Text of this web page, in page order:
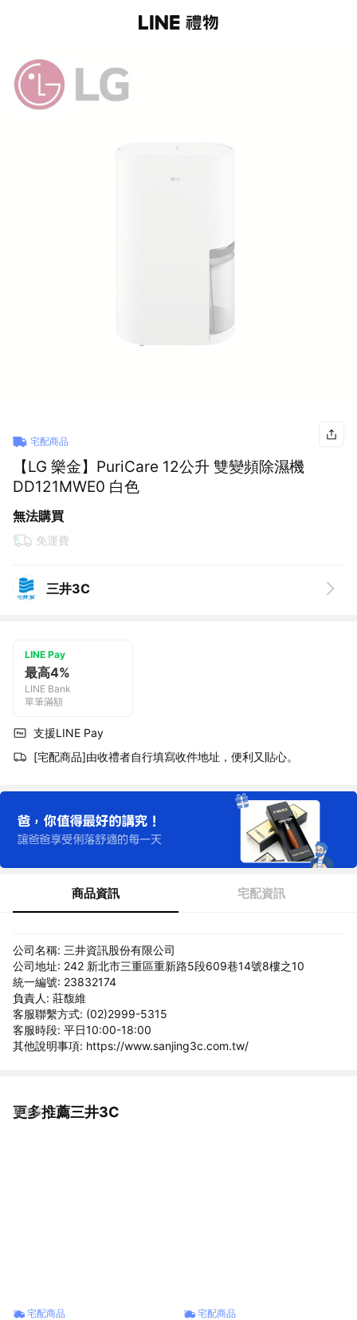
宅配商品
【LG 樂金】PuriCare 12公升 雙變頻除濕機
DD121MWE0 白色
無法購買
免運費
三井3C
LINE Pay
最高4%
LINE Bank
單筆滿額
支援LINE Pay
[宅配商品]由收禮者自行填寫收件地址，便利又貼心。
商品資訊 宅配資訊
公司名稱: 三井資訊股份有限公司
公司地址: 242 新北市三重區重新路5段609巷14號8樓之10
統一編號: 23832174
負責人: 莊馥維
客服聯繫方式: (02)2999-5315
客服時段: 平日10:00-18:00
其他說明事項: https://www.sanjing3c.com.tw/
更多推薦三井3C
看更多
宅配商品 宅配商品